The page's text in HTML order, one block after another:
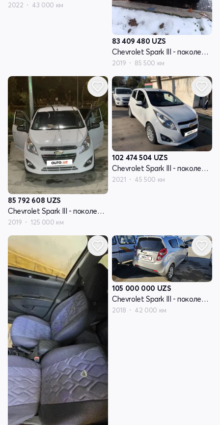
2022 43 000 км
83 409 480 UZS
Chevrolet Spark III - поколение
2019 85 500 км
85 792 608 UZS
Chevrolet Spark III - поколение
2019 125 000 км
102 474 504 UZS
Chevrolet Spark III - поколение
2021 45 500 км
105 000 000 UZS
Chevrolet Spark III - поколение
2018 42 000 км